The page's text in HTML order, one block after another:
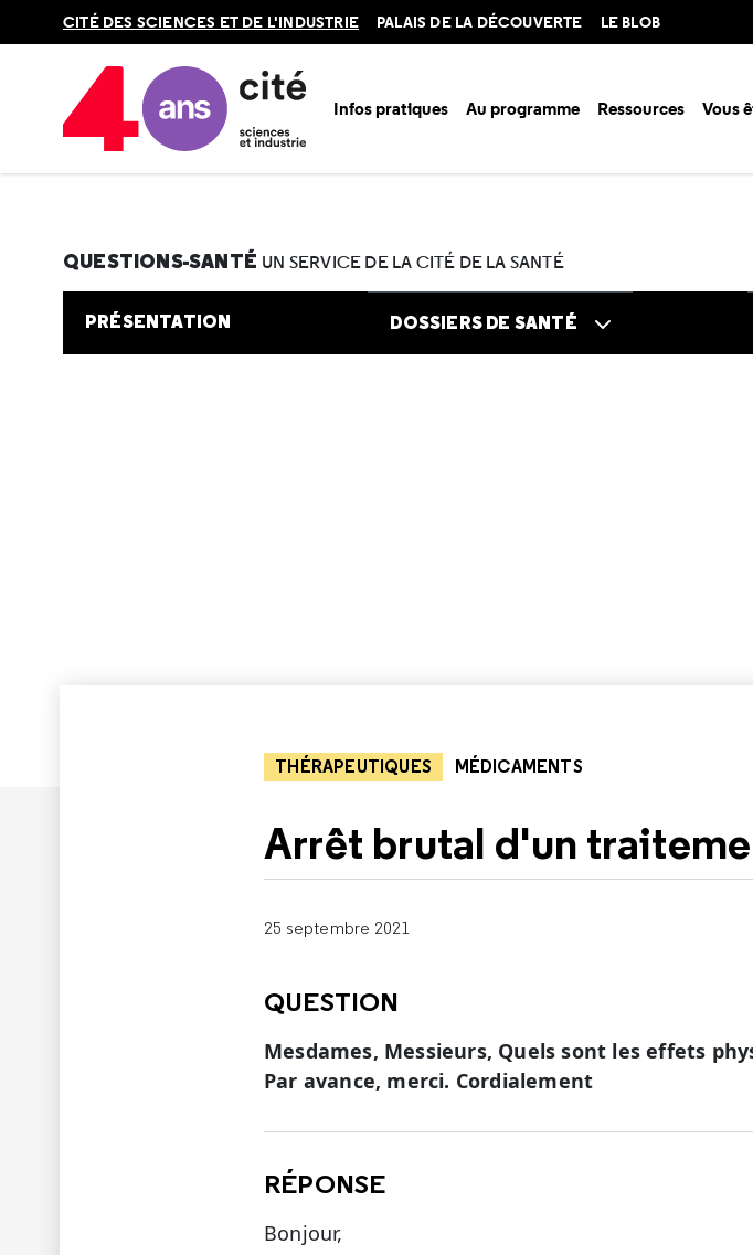
en
CITÉ DES SCIENCES ET DE L'INDUSTRIE PALAIS DE LA DÉCOUVERTE LE BLOB
Infos pratiques Au programme Ressources Vous
Accueil Au programme
QUESTIONS-SANTÉ UN SERVICE DE LA CITÉ DE LA SANTÉ
PRÉSENTATION DOSSIERS DE SANTÉ
THÉRAPEUTIQUES MÉDICAMENTS
Arrêt brutal d'un
25 septembre 2021
QUESTION
Mesdames, Messieurs, Quels sont les effets
Par avance, merci. Cordialement
RÉPONSE
Bonjour,